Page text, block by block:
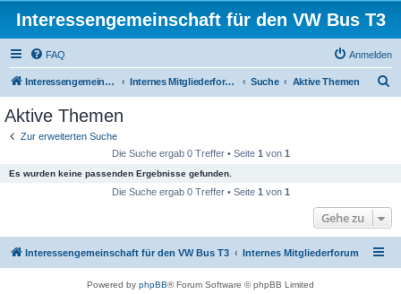
Interessengemeinschaft für den VW Bus T3
FAQ Anmelden
Interessengemeinschaft für den VW Bus T3 Internes Mitgliederforum Suche Aktive Themen
Aktive Themen
Zur erweiterten Suche
Die Suche ergab 0 Treffer • Seite 1 von 1
Es wurden keine passenden Ergebnisse gefunden.
Die Suche ergab 0 Treffer • Seite 1 von 1
Gehe zu
Interessengemeinschaft für den VW Bus T3 Internes Mitgliederforum
Powered by phpBB® Forum Software © phpBB Limited